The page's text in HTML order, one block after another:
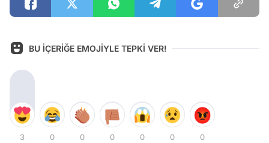
BU İÇERİĞE EMOJİYLE TEPKİ VER!
3 0 0 0 0 0 0